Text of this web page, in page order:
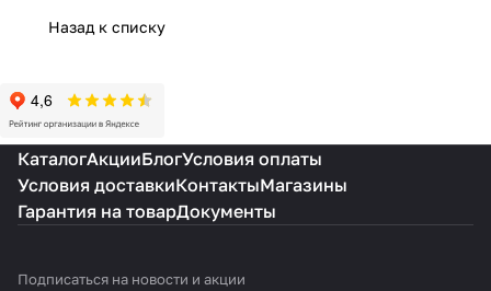
Назад к списку
КаталогАкцииБлогУсловия оплаты
Условия доставкиКонтактыМагазины
Гарантия на товарДокументы
Подписаться на новости и акции